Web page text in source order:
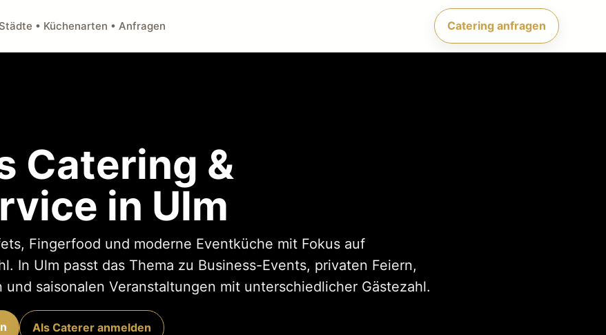
• Küchenarten • Anfragen Catering anfragen
Catering &
in Ulm
Fingerfood und moderne Eventküche mit Fokus auf
In Ulm passt das Thema zu Business-Events, privaten Feiern,
und saisonalen Veranstaltungen mit unterschiedlicher Gästezahl.
Als Caterer anmelden